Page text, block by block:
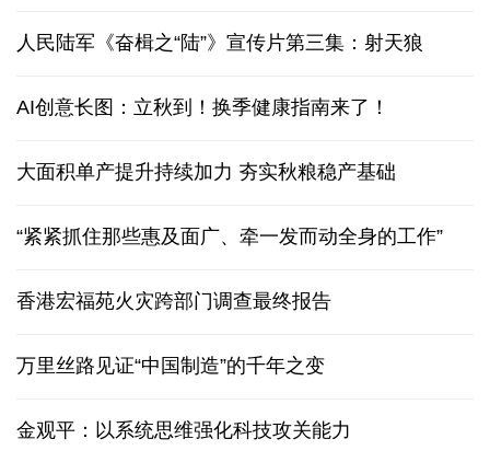
人民陆军《奋楫之“陆”》宣传片第三集：射天狼
AI创意长图：立秋到！换季健康指南来了！
大面积单产提升持续加力 夯实秋粮稳产基础
“紧紧抓住那些惠及面广、牵一发而动全身的工作”
香港宏福苑火灾跨部门调查最终报告
万里丝路见证“中国制造”的千年之变
金观平：以系统思维强化科技攻关能力